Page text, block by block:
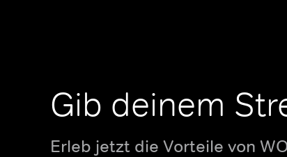
Gib deinem
Erleb jetzt die Vorteile von